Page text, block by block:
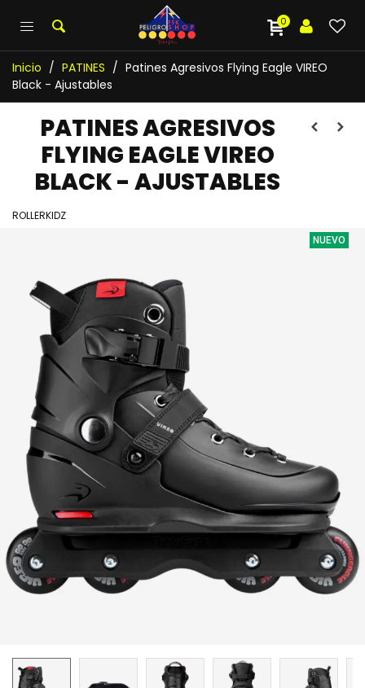
0
Inicio / PATINES / Patines Agresivos Flying Eagle VIREO
Black - Ajustables
PATINES AGRESIVOS
FLYING EAGLE VIREO
BLACK - AJUSTABLES
ROLLERKIDZ
NUEVO